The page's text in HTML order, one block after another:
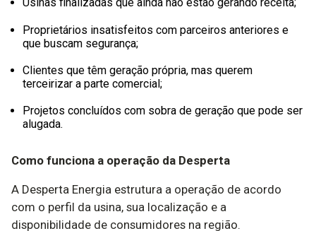
Usinas finalizadas que ainda não estão gerando receita;
Proprietários insatisfeitos com parceiros anteriores e
que buscam segurança;
Clientes que têm geração própria, mas querem
terceirizar a parte comercial;
Projetos concluídos com sobra de geração que pode ser
alugada.
Como funciona a operação da Desperta
A Desperta Energia estrutura a operação de acordo
com o perfil da usina, sua localização e a
disponibilidade de consumidores na região.